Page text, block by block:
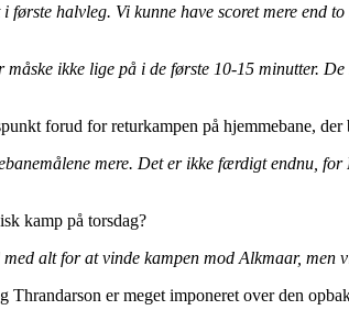
halvleg. Vi kunne have scoret mere end
ikke lige på i de første 10-15 minutter.
forud for returkampen på hjemmebane, der
mere. Det er ikke færdigt endnu,
kamp på torsdag?
alt for at vinde kampen mod Alkmaar, men
er meget imponeret over den